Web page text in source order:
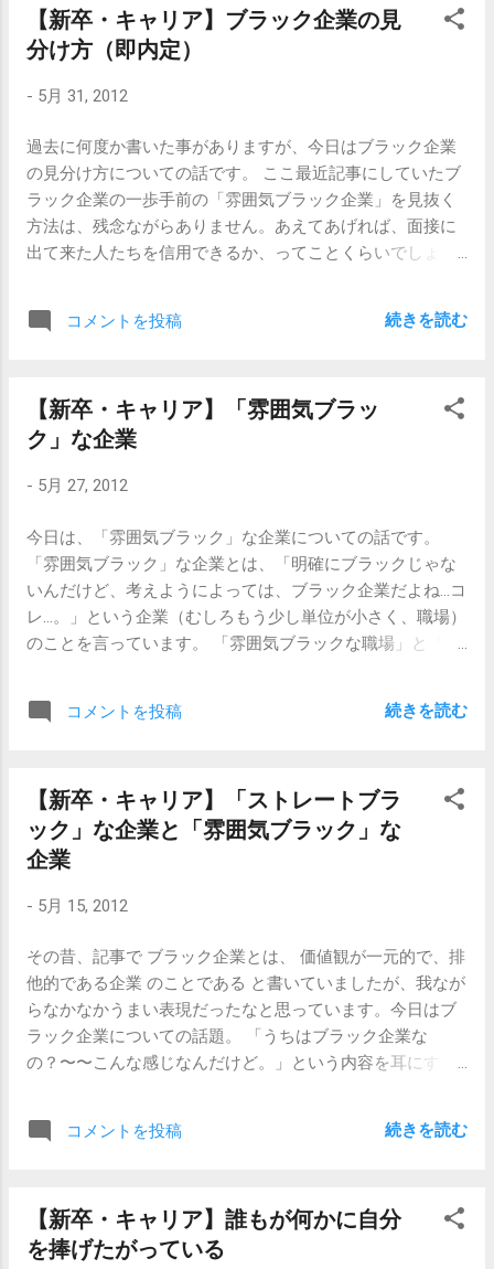
況を想定しています。 「母親が体調不良になった時期に自
分が無職で家にいたので、そういった役割を自分が果たし
などと聞くと、30代以上の家庭を持っている人などは「そ
る面接官であれば、あまり家庭の事情については深く突っ
込まないです。 アルバイトでもいいかなと思っていた。
無職期間にアルバイトでの職歴がないと使えない理由では
ありますが、これもまたありそうな話です。フリーターと
してフルタイムで仕事をしていれば...
と言われる人は、外交的・社交的な性格であると思いま
す。 誰とでも屈託なく仲良く慣れる 人懐っこい という感
的でない人がこういう風になるのは結構ハードルが高いで
ーション能力」は、必ずしもそんなにハイテンションなも
のではありません。 色んな人とまんべんなくそれなりに仲
良くできる 言葉のすれ違いによる誤解やトラブルを発生さ
せない 必要なときに、必要最低限のコミュニケーションを
取れる 気分が安定している 最低限これくらいのことができ
しく低くない」 くらいのレベルです。 特定の人とだけすご
手が忙しそうでも必要だと判断したら、ちゃんと話しかけ
られないと仕事に差し障りがあるし、対応が機嫌に左右さ
ければ、まあさほど話が上手じゃなくても、フレンドリー
じゃなくても、普通に仕事のコミュニケーションはとれる
わけです。 つまり、自意識過剰じゃない普通の人だったら
問題ないんです。 でも、これがなかなか難しかったりする
んだよなあ。 【関連記事】 【新卒】グループディスカッ
ション・グループ面接が苦手な人 【心の問題】メンタルが
弱いって、別に悪いことじゃないと思うこと 【新卒】友達
【新卒・キャリア】ブラック企業の見
分け方（即内定）
- 5月 31, 2012
過去に何度か書いた事がありますが、今日はブラック企業
の見分け方についての話です。 ここ最近記事にしていたブ
ラック企業の一歩手前の「雰囲気ブラック企業」を見抜く
方法は、残念ながらありません。あえてあげれば、面接に
出て来た人たちを信用できるか、ってことくらいでしょう
方のひとつです。 面接（1回目）に行ったら、その場で内
定、いやむしろ明日から来て、と採用されそうになるパタ
みたあとで「誰がいいかなあ」と検討するのが普通です。
仮に、ぜひこの人来てほしい！と思っても、その場で「じ
てほしいビームを出す程度にとどめておくものです。 こう
ん、と思われるかもしれませんが、それが、実際に面接の
場で「よし！採用！」なんて言われちゃうと、つい嬉しく
なってしまうものなのです。「え？まじですか？」と顔が
にやけてしまいます。 私も一度、応募者側で経験がありま
すが、「採用です」「やったー！」と叫びそうになった手
に、お給料はどうなりますか？」と聞いてみたところ、
「あー、給料ね、給料は、大丈夫だよ、ちゃんと払うか
ど。 あとは、そうですね、面接官が「1日に何人面接した
かを自慢している会社」も危険です。 あ、昔、そんな記事
書いてたな。 【関連記事】 【新卒・キャリア】1日に面接
囲気ブラック」な企業 【新卒・キャリア】ブラック企業
ック企業の見分け方（社員の態度）
コメントを投稿 続きを読む
【新卒・キャリア】「雰囲気ブラッ
ク」な企業
- 5月 27, 2012
今日は、「雰囲気ブラック」な企業についての話です。
「雰囲気ブラック」な企業とは、「明確にブラックじゃな
いんだけど、考えようによっては、ブラック企業だよね…コ
レ…。」という企業（むしろもう少し単位が小さく、職場）
のことを言っています。 「雰囲気ブラックな職場」と「イ
司がいる職場」で、上司が出世する＆社内で大きな権力を
です。 敵が上司一人だけの場合は、まだなんとか逃れる術
があります。 別の部署に異動できるかもしれませんし、ま
ともな神経をしている隣の部署の上司があなたをかばって
れるかもしれません。 しかし、「イヤな上司」（怒鳴り散
定的に権力を持ち始めると、彼に対してごまをする人たち
が出てきます。その上司の考え方に同調し、彼の言う事を
聞き、もしかするとその上司のことを尊敬すらしているか
もしれません。 そうすると、 部署内が徐々に「その上司の
色」に染まって行きます。その過程はゆっくりですが、人
す。 調和を重んじる人々は、わざわざ部署内の雰囲気や理
不尽な事柄について、異を唱えたりはしません。「うちの
ていて仲が良さそうなのに」と不思議に思います。 さらに
彼らは、新しくやってきた人に対して不要なアドバイスを
コメントを投稿 続きを読む
【新卒・キャリア】「ストレートブラ
ック」な企業と「雰囲気ブラック」な
企業
- 5月 15, 2012
その昔、記事で ブラック企業とは、 価値観が一元的で、排
他的である企業 のことである と書いていましたが、我なが
らなかなかうまい表現だったなと思っています。今日はブ
ラック企業についての話題。 「うちはブラック企業な
の？〜〜こんな感じなんだけど。」という内容を耳にする
番よくわかっているのは本人なので、ブラックなのかどう
かの判断を他の人にゆだねるというのはちょっとおかしな
もやっぱり「ブラックなのかどうか」を聞いてしまいたく
なる気持ちも非常によくわかります。それは、 「会社がお
コメントを投稿 続きを読む
【新卒・キャリア】誰もが何かに自分
を捧げたがっている